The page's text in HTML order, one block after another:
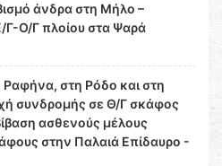
άνδρα στη Μήλο –
Γ-Ο/Γ πλοίου στα Ψαρά
στη Ρόδο και στη
συνδρομής σε Θ/Γ σκάφος
ασθενούς μέλους
στην Παλαιά Επίδαυρο -